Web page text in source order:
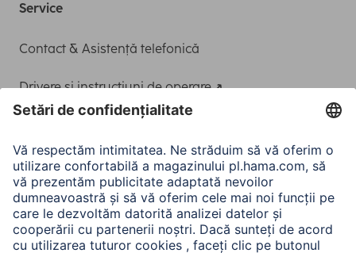
Service
Contact & Asistență telefonică
Drivere și instrucțiuni de operare
A.N.P.C.
A.N.P.C. SAL
Companie